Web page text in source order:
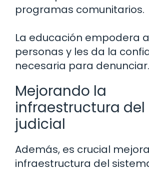
programas comunitarios.
La educación empodera
personas y les da la
necesaria para denunciar.
Mejorando la
infraestructura
judicial
Además, es crucial
infraestructura del